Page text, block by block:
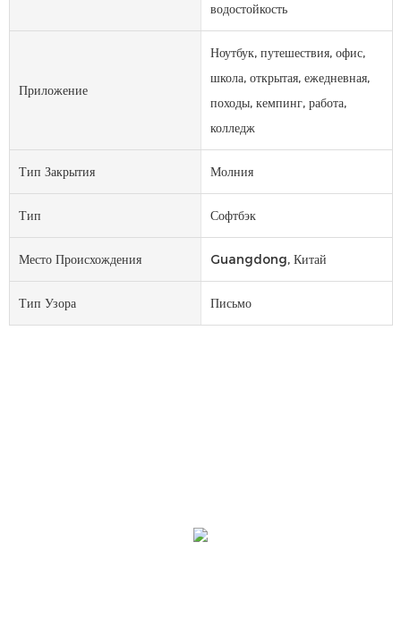
водостойкость
Приложение
Ноутбук, путешествия, офис,
школа, открытая, ежедневная,
походы, кемпинг, работа,
колледж
Тип Закрытия Молния
Тип Софтбэк
Место Происхождения Guangdong, Китай
Тип Узора Письмо